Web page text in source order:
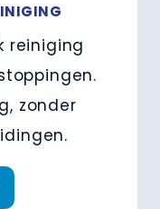
reiniging
zonder